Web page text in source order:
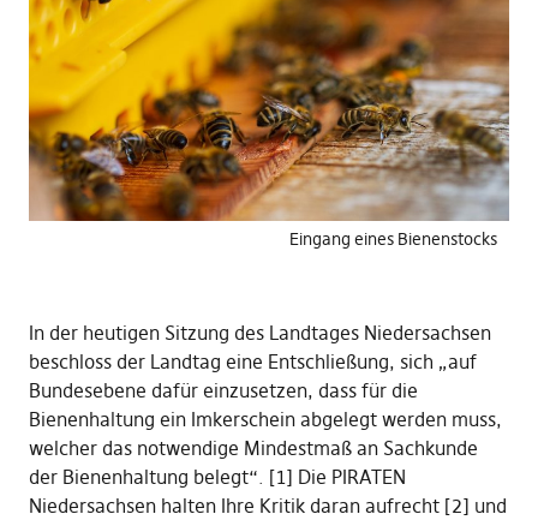
Eingang eines Bienenstocks
In der heutigen Sitzung des Landtages Niedersachsen
beschloss der Landtag eine Entschließung, sich „auf
Bundesebene dafür einzusetzen, dass für die
Bienenhaltung ein Imkerschein abgelegt werden muss,
welcher das notwendige Mindestmaß an Sachkunde
der Bienenhaltung belegt“. [1] Die PIRATEN
Niedersachsen halten Ihre Kritik daran aufrecht [2] und